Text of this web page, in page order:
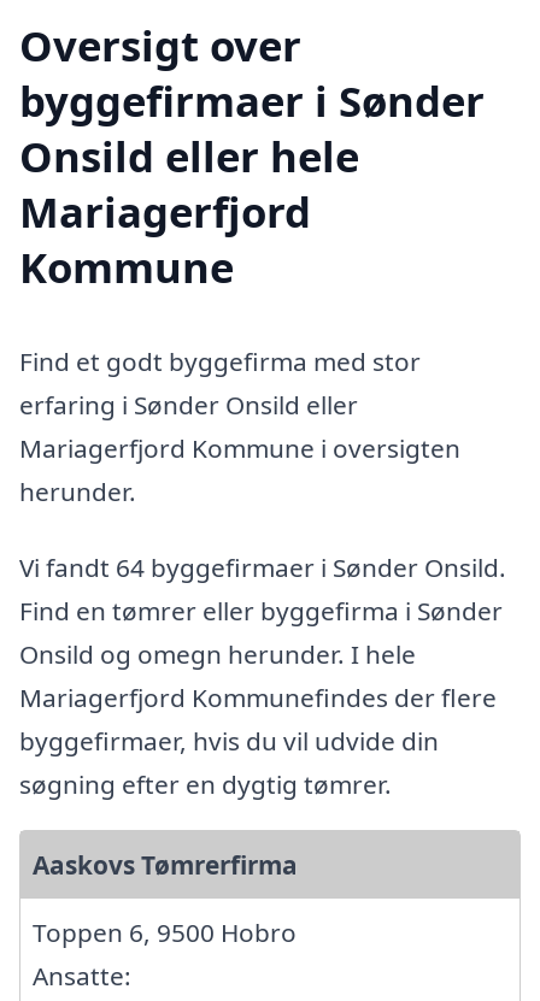
Oversigt over
byggefirmaer i Sønder
Onsild eller hele
Mariagerfjord
Kommune
Find et godt byggefirma med stor
erfaring i Sønder Onsild eller
Mariagerfjord Kommune i oversigten
herunder.
Vi fandt 64 byggefirmaer i Sønder Onsild.
Find en tømrer eller byggefirma i Sønder
Onsild og omegn herunder. I hele
Mariagerfjord Kommunefindes der flere
byggefirmaer, hvis du vil udvide din
søgning efter en dygtig tømrer.
Aaskovs Tømrerfirma
Toppen 6, 9500 Hobro
Ansatte: